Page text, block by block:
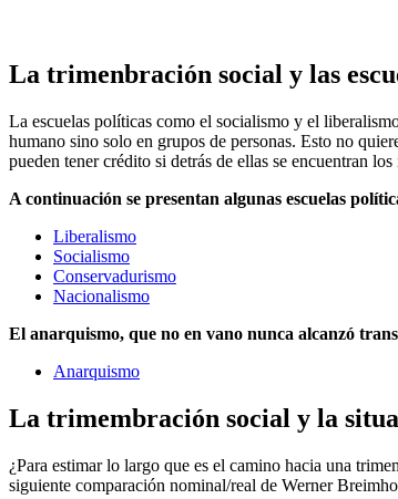
La trimenbración social y las
La escuelas políticas como el socialismo y el
humano sino solo en grupos de personas. Esto no
pueden tener crédito si detrás de ellas se encuentran
A continuación se presentan algunas escuelas
Liberalismo
Socialismo
Conservadurismo
Nacionalismo
El anarquismo, que no en vano nunca alcanzó
Anarquismo
La trimembración social y la
¿Para estimar lo largo que es el camino hacia una
siguiente comparación nominal/real de Werner